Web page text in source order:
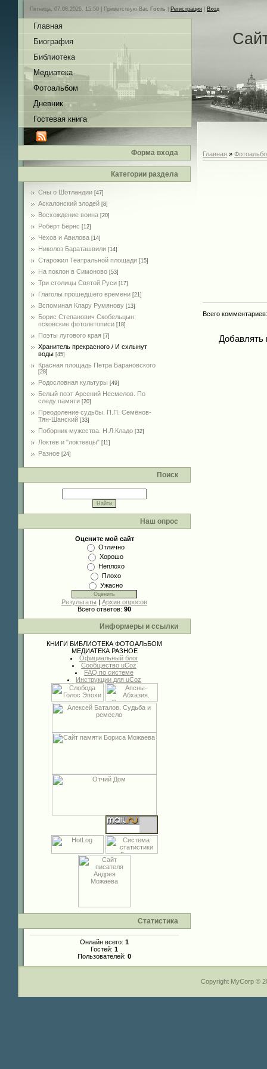
Пятница, 07.08.2026, 15:50 | Приветствую Вас Гость Регистрация Вход
Главная
Биография
Библиотека
Медиатека
Фотоальбом
Дневник
Гостевая книга
Форма входа
Категории раздела
Сны о Шотландии [47]
Аскалонский злодей [8]
Восхождение воина [20]
Роберт Бёрнс [12]
Чехов и Авилова [14]
Николоз Бараташвили [14]
Cтарожил Театральной площади [15]
На поклон в Симоново [53]
Три столицы Святой Руси [17]
Глаголы прошедшего времени [21]
Вспоминая Клару Румянову [13]
Борис Степанович Скобельцын:
псковские фотолетописи [18]
Поэты лугового края [7]
Хранитель прекрасного / И схлынут
воды [45]
Красная площадь Петра Барановского
[28]
Родословная культуры [49]
Белый поэт Арсений Несмелов. По
следу памяти [20]
Преодоление судьбы. П.П. Семёнов-
Тян-Шанский [33]
Поборник мужества. Н.Л.Кладо [32]
Локтев и "локтевцы" [11]
Разное [24]
Поиск
Наш опрос
Оцените мой сайт
Отлично
Хорошо
Неплохо
Плохо
Ужасно
Результаты | Архив опросов
Всего ответов: 90
Информеры и ссылки
КНИГИ БИБЛИОТЕКА ФОТОАЛЬБОМ
МЕДИАТЕКА РАЗНОЕ
Официальный блог
Сообщество uCoz
FAQ по системе
Инструкции для uCoz
Статистика
Онлайн всего: 1
Гостей: 1
Пользователей: 0
Главная »
Всего комментариев
Добавлять
Copyright MyCorp ©